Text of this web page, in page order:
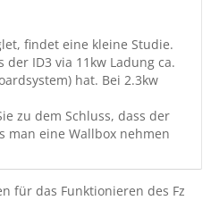
findet eine kleine Studie.
der ID3 via 11kw Ladung ca.
hat. Bei 2.3kw
zu dem Schluss, dass der
man eine Wallbox nehmen
für das Funktionieren des Fz